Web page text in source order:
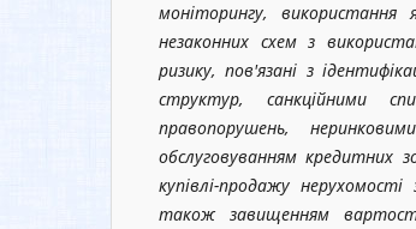
моніторингу, використання
незаконних схем з
ризику, пов'язані з
структур, санкційними
правопорушень,
обслуговуванням кредитних
купівлі-продажу
також завищенням